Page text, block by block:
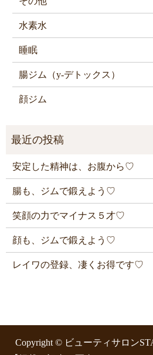
水素水
睡眠
腸ジム（y-デトックス）
顔ジム
安定した精神は、お腹から♡
腸も、ジムで鍛えよう♡
笑顔の力でマイナス５才♡
顔も、ジムで鍛えよう♡
レイワの登録、凄くお得です♡
Copyright © ビューティサロン